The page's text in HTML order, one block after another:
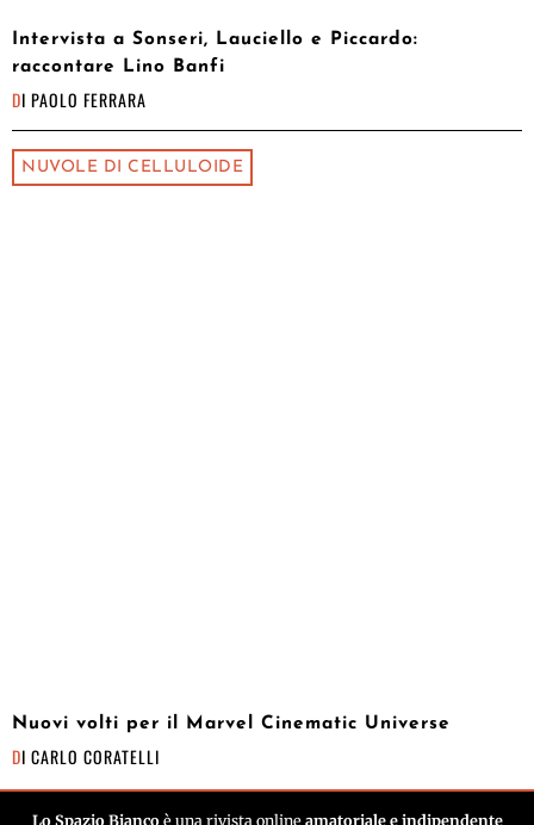
Intervista a Sonseri, Lauciello e Piccardo:
raccontare Lino Banfi
DI PAOLO FERRARA
NUVOLE DI CELLULOIDE
Nuovi volti per il Marvel Cinematic Universe
DI CARLO CORATELLI
Lo Spazio Biancoè una rivista online amatoriale e indipendente